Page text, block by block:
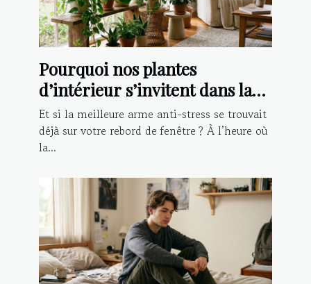
Pourquoi nos plantes
d’intérieur s’invitent dans la
lutte contre le stress
Et si la meilleure arme anti-stress se trouvait
déjà sur votre rebord de fenêtre ? À l’heure où
la...